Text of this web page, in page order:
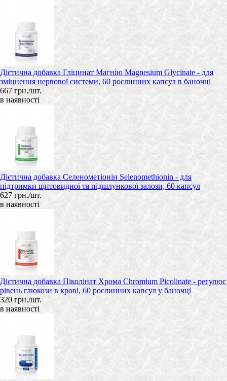
Дієтична добавка Гліцинат Магнію Magnesium Glycinate - для
зміцнення нервової системи, 60 рослинних капсул в баночці
667 грн./шт.
в наявності
Дієтична добавка Селенометіонін Selenomethionin - для
підтримки щитовидної та підшлункової залози, 60 капсул
627 грн./шт.
в наявності
Дієтична добавка Піколінат Хрома Chromium Picolinate - регулює
рівень глюкози в крові, 60 рослинних капсул у баночці
320 грн./шт.
в наявності